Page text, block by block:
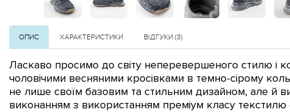
ОПИС ХАРАКТЕРИСТИКИ ВІДГУКИ (3)
Ласкаво просимо до світу неперевершеного стилю і
чоловічими весняними кросівками в темно-сірому
не лише своїм базовим та стильним дизайном, але й
виконанням з використанням преміум класу текстилю